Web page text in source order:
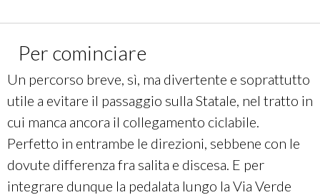
STAZIONI FS DI RIFERIMENTO: Fossacesia-
Torino di Sangro; Porto di Vasto
LUNGHEZZA:
16,6km
DISLIVELLO: + 130 - 110
TEMPO (con e-bike):
SUPERFICI:
Non asfaltata: 4,90 km; Lastricato:
2,51 km;Asfalto:9,21 km; Sconosciuta:
100 m.
Per cominciare
Un percorso breve, sì, ma divertente e soprattutto
utile a evitare il passaggio sulla Statale, nel tratto in
cui manca ancora il collegamento ciclabile.
Perfetto in entrambe le direzioni, sebbene con le
dovute differenza fra salita e discesa. E per
integrare dunque la pedalata lungo la Via Verde